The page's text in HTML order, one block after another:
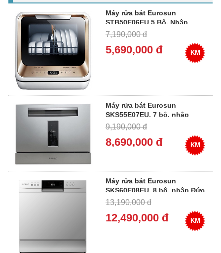
Máy rửa bát Eurosun
STB50E06EU 5 Bộ, Nhập
Malaysia
7,190,000 đ
5,690,000 đ KM
Máy rửa bát Eurosun
SKS55E07EU, 7 bộ, nhập
Malaysia
9,190,000 đ
8,690,000 đ KM
Máy rửa bát Eurosun
SKS60E08EU, 8 bộ, nhập Đức
13,190,000 đ
12,490,000 đ KM